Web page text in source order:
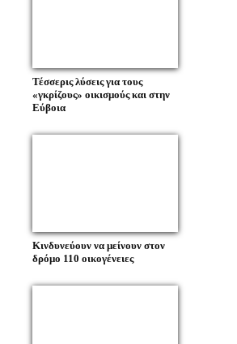
Τέσσερις λύσεις για τους
«γκρίζους» οικισμούς και στην
Εύβοια
Κινδυνεύουν να μείνουν στον
δρόμο 110 οικογένειες